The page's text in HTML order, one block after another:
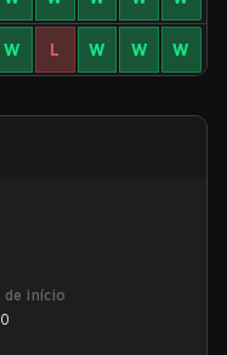
W L W W W
de início